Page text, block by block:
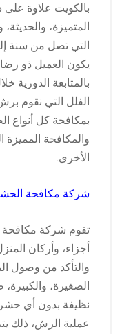
بالكويت علاوة على
المتميزة،
التي تصل من سنة
يكون العميل ذو رضا
بالمتابعة الدورية
الفلل التي نقوم
بمكافحة كل أنواع
والمكافحة
الأخرى.
شركة مكافحة
تقوم شركة
أجزاء، وأركان
والتأكد من وصول
الصغيرة،
نظيفة بدون أي
عملية الرش، ذلك